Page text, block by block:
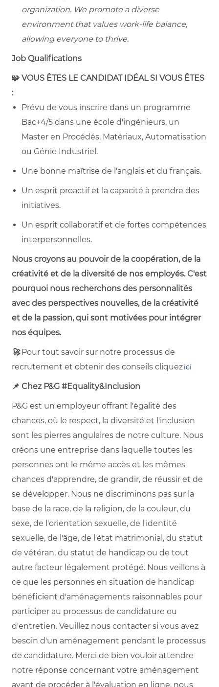
organization. We promote a diverse
environment that values work-life balance,
allowing everyone to thrive.
Job Qualifications
🧩 VOUS ÊTES LE CANDIDAT IDÉAL SI VOUS ÊTES
:
Prévu de vous inscrire dans un programme
Bac+4/5 dans une école d'ingénieurs, un
Master en Procédés, Matériaux, Automatisation
ou Génie Industriel.
Une bonne maîtrise de l'anglais et du français.
Un esprit proactif et la capacité à prendre des
initiatives.
Un esprit collaboratif et de fortes compétences
interpersonnelles.
Nous croyons au pouvoir de la coopération, de la
créativité et de la diversité de nos employés. C'est
pourquoi nous recherchons des personnalités
avec des perspectives nouvelles, de la créativité
et de la passion, qui sont motivées pour intégrer
nos équipes.
🚀Pour tout savoir sur notre processus de
recrutement et obtenir des conseils cliquezici
📌 Chez P&G #Equality&Inclusion
P&G est un employeur offrant l'égalité des
chances, où le respect, la diversité et l'inclusion
sont les pierres angulaires de notre culture. Nous
créons une entreprise dans laquelle toutes les
personnes ont le même accès et les mêmes
chances d'apprendre, de grandir, de réussir et de
se développer. Nous ne discriminons pas sur la
base de la race, de la religion, de la couleur, du
sexe, de l'orientation sexuelle, de l'identité
sexuelle, de l'âge, de l'état matrimonial, du statut
de vétéran, du statut de handicap ou de tout
autre facteur légalement protégé. Nous veillons à
ce que les personnes en situation de handicap
bénéficient d'aménagements raisonnables pour
participer au processus de candidature ou
d'entretien. Veuillez nous contacter si vous avez
besoin d'un aménagement pendant le processus
de candidature. Merci de bien vouloir attendre
notre réponse concernant votre aménagement
avant de procéder à l'évaluation en ligne, nous